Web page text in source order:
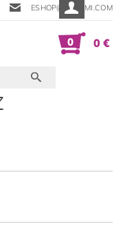
ESHOP@SDETMI.COM
0 0 €